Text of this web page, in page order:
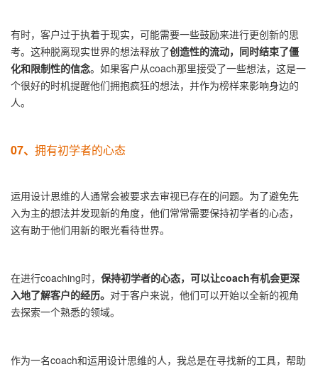
有时，客户过于执着于现实，可能需要一些鼓励来进行更创新的思
考。这种脱离现实世界的想法释放了创造性的流动，同时结束了僵
化和限制性的信念。如果客户从coach那里接受了一些想法，这是一
个很好的时机提醒他们拥抱疯狂的想法，并作为榜样来影响身边的
人。
07、 拥有初学者的心态
运用设计思维的人通常会被要求去审视已存在的问题。为了避免先
入为主的想法并发现新的角度，他们常常需要保持初学者的心态，
这有助于他们用新的眼光看待世界。
在进行coaching时， 保持初学者的心态，可以让coach有机会更深
入地了解客户的经历。 对于客户来说，他们可以开始以全新的视角
去探索一个熟悉的领域。
作为一名coach和运用设计思维的人，我总是在寻找新的工具，帮助